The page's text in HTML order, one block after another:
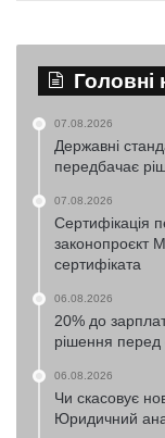
Головні
07.08.2026
Державні
передбачає
07.08.2026
Сертифікація
законопроєкт
сертифіката
06.08.2026
20% до
рішення перед
06.08.2026
Чи скасовує
Юридичний